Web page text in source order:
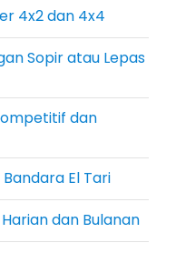
kesan pertama
Sopir atau
berbeda.
perjalanan
pula yang
Fortuner
4x2 dan 4x4
Sopir atau Lepas
dan
El Tari
dan Bulanan